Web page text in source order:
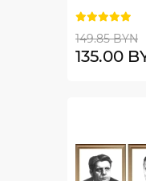
149.85 BYN
135.00